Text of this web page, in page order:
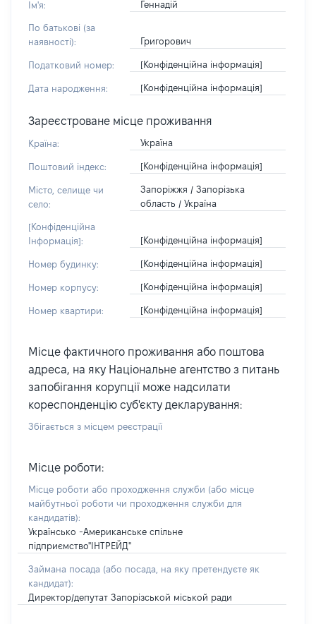
Ім'я: Геннадій
По батькові (за
наявності):
Григорович
Податковий номер: [Конфіденційна інформація]
Дата народження: [Конфіденційна інформація]
Зареєстроване місце проживання
Країна: Україна
Поштовий індекс: [Конфіденційна інформація]
Місто, селище чи
село:
Запоріжжя / Запорізька
область / Україна
[Конфіденційна
Інформація]:
[Конфіденційна інформація]
Номер будинку: [Конфіденційна інформація]
Номер корпусу: [Конфіденційна інформація]
Номер квартири: [Конфіденційна інформація]
Місце фактичного проживання або поштова
адреса, на яку Національне агентство з питань
запобігання корупції може надсилати
кореспонденцію суб'єкту декларування:
Збігається з місцем реєстрації
Місце роботи:
Місце роботи або проходження служби (або місце
майбутньої роботи чи проходження служби для
кандидатів):
Українсько -Американське спільне
підприємство"ІНТРЕЙД"
Займана посада (або посада, на яку претендуєте як
кандидат):
Директор/депутат Запорізськой міськой ради